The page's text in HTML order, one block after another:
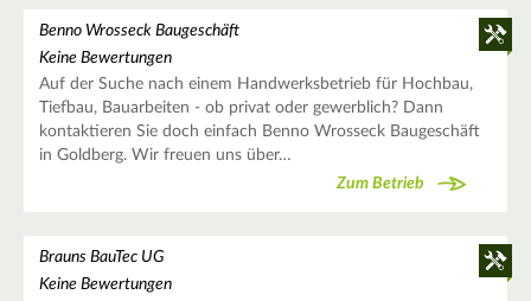
Benno Wrosseck Baugeschäft
Keine Bewertungen
Auf der Suche nach einem Handwerksbetrieb für Hochbau,
Tiefbau, Bauarbeiten - ob privat oder gewerblich? Dann
kontaktieren Sie doch einfach Benno Wrosseck Baugeschäft
in Goldberg. Wir freuen uns über…
Zum Betrieb
Brauns BauTec UG
Keine Bewertungen